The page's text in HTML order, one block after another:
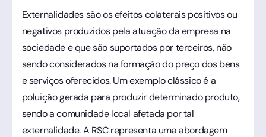
Externalidades são os efeitos colaterais positivos ou
negativos produzidos pela atuação da empresa na
sociedade e que são suportados por terceiros, não
sendo considerados na formação do preço dos bens
e serviços oferecidos. Um exemplo clássico é a
poluição gerada para produzir determinado produto,
sendo a comunidade local afetada por tal
externalidade. A RSC representa uma abordagem